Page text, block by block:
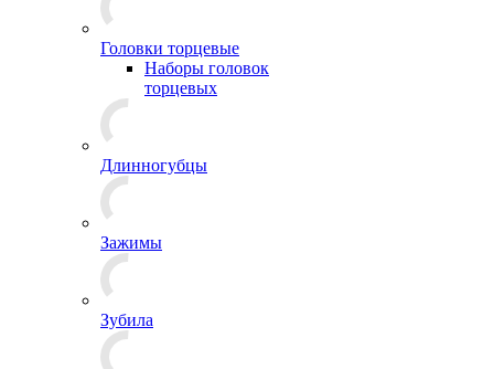
Головки торцевые
Наборы головок
торцевых
Длинногубцы
Зажимы
Зубила